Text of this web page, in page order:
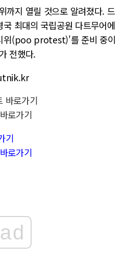
까지 열릴 것으로 알려졌다. 드
최대의 국립공원 다트무어에
위(poo protest)'를 준비 중이
전했다.
바로가기
로가기
기
로가기
ad